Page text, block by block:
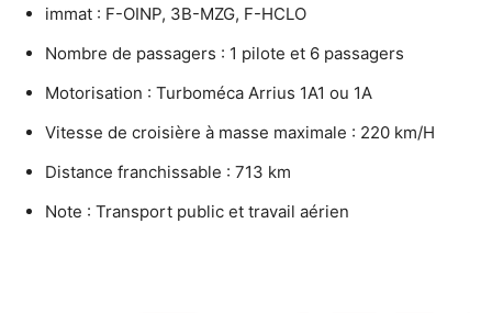
immat : F-OINP, 3B-MZG, F-HCLO
Nombre de passagers : 1 pilote et 6 passagers
Motorisation : Turboméca Arrius 1A1 ou 1A
Vitesse de croisière à masse maximale : 220 km/H
Distance franchissable : 713 km
Note : Transport public et travail aérien